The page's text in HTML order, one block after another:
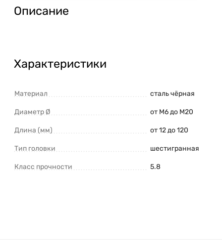
Описание
Характеристики
Материал сталь чёрная
Диаметр Ø от М6 до М20
Длина (мм) от 12 до 120
Тип головки шестигранная
Класс прочности 5.8